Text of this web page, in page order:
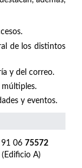
de los distintos
y del correo.
múltiples.
y eventos.
06 75572
(Edificio A)